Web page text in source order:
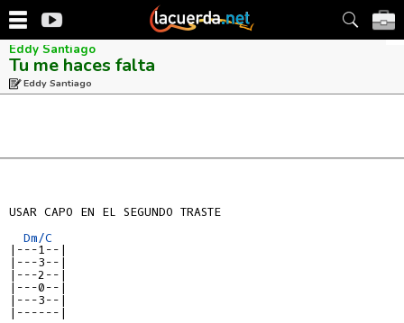
Eddy Santiago
Tu me haces falta
Eddy Santiago
USAR CAPO EN EL SEGUNDO TRASTE
Dm/C
|---1--|
|---3--|
|---2--|
|---0--|
|---3--|
|------|